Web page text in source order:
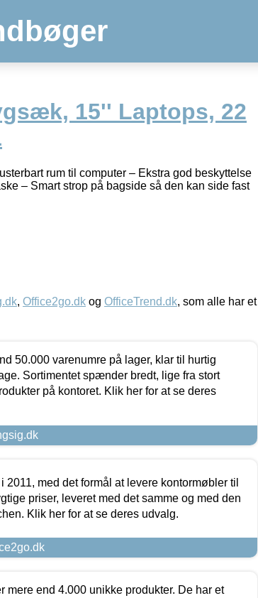
15'' Laptops, 22
rum til computer – Ekstra god beskyttelse
– Smart strop på bagside så den kan side fast
, Office2go.dk og OfficeTrend.dk, som alle har et
50.000 varenumre på lager, klar til hurtig
Sortimentet spænder bredt, lige fra stort
på kontoret. Klik her for at se deres
2011, med det formål at levere kontormøbler til
priser, leveret med det samme og med den
Klik her for at se deres udvalg.
mere end 4.000 unikke produkter. De har et